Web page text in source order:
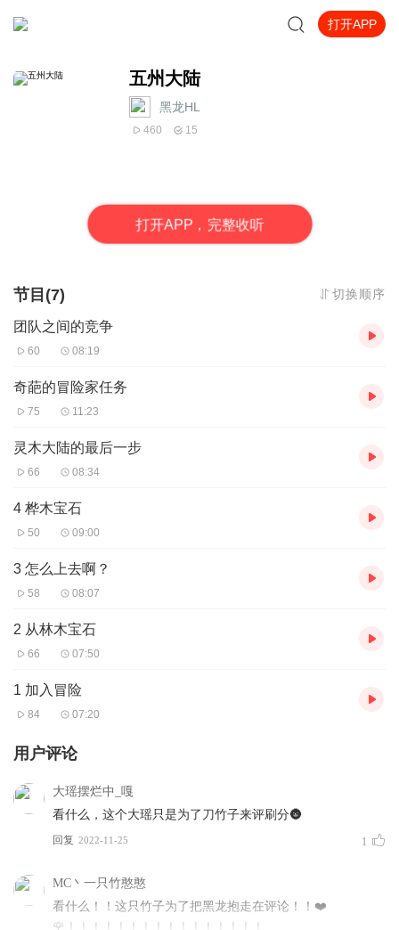
打开APP
五州大陆
黑龙HL
460 15
打开APP，完整收听
节目(7) 切换顺序
团队之间的竞争
60 08:19
奇葩的冒险家任务
75 11:23
灵木大陆的最后一步
66 08:34
4 桦木宝石
50 09:00
3 怎么上去啊？
58 08:07
2 从林木宝石
66 07:50
1 加入冒险
84 07:20
用户评论
大瑶摆烂中_嘎
看什么，这个大瑶只是为了刀竹子来评刷分🌚
回复 2022-11-25 1
MC丶一只竹憨憨
看什么！！这只竹子为了把黑龙抱走在评论！！❤️
🌹！！！！！！！！！！！！！！！！